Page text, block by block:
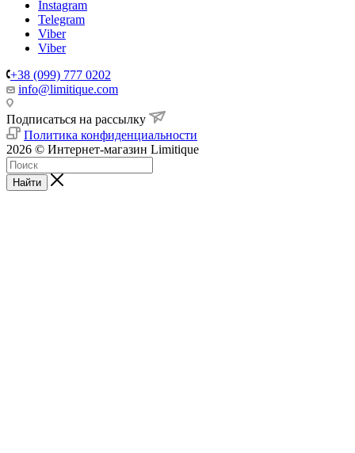
Instagram
Telegram
Viber
Viber
+38 (099) 777 0202
info@limitique.com
Подписаться на рассылку
Политика конфиденциальности
2026 © Интернет-магазин Limitique
Найти